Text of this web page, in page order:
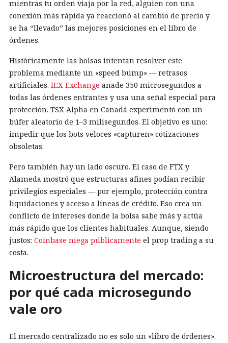
mientras tu orden viaja por la red, alguien con una
conexión más rápida ya reaccionó al cambio de precio y
se ha “llevado” las mejores posiciones en el libro de
órdenes.
Históricamente las bolsas intentan resolver este
problema mediante un «speed bump» — retrasos
artificiales. IEX Exchange añade 350 microsegundos a
todas las órdenes entrantes y usa una señal especial para
protección. TSX Alpha en Canadá experimentó con un
búfer aleatorio de 1–3 milisegundos. El objetivo es uno:
impedir que los bots veloces «capturen» cotizaciones
obsoletas.
Pero también hay un lado oscuro. El caso de FTX y
Alameda mostró que estructuras afines podían recibir
privilegios especiales — por ejemplo, protección contra
liquidaciones y acceso a líneas de crédito. Eso crea un
conflicto de intereses donde la bolsa sabe más y actúa
más rápido que los clientes habituales. Aunque, siendo
justos: Coinbase niega públicamente el prop trading a su
costa.
Microestructura del mercado:
por qué cada microsegundo
vale oro
El mercado centralizado no es solo un «libro de órdenes».